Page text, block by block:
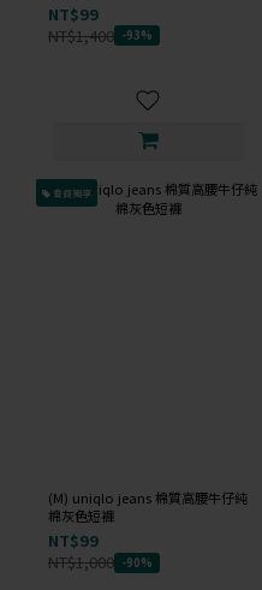
NT$99
NT$1,400 -93%
會員獨享
(M) uniqlo jeans 棉質高腰牛仔純
棉灰色短褲
NT$99
NT$1,000 -90%